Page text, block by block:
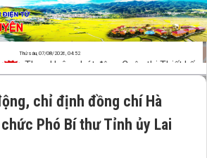
Thứ sáu, 07/08/2026, 04:52
Than Uyên phát động Cuộc thi Thiết kế sản
chỉ định đồng chí Hà
Phó Bí thư Tỉnh ủy Lai